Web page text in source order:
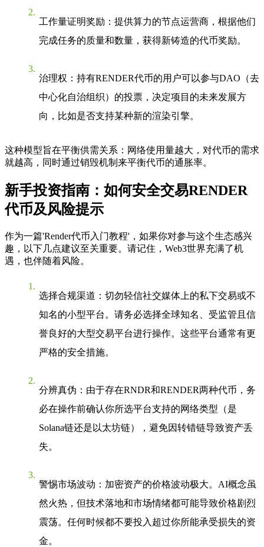
工作量证明奖励 ：提供算力的节点运营商，根据他们
完成任务的质量和数量，获得新铸造的代币奖励。
治理权 ：持有RENDER代币的用户可以参与DAO（去
中心化自治组织）的投票，决定项目的未来发展方
向，比如是否支持某种新的渲染引擎。
这种模型旨在平衡供需关系：网络使用量越大，对代币的需求
就越高，同时通过销毁机制来平衡代币的通胀率。
新手投资指南：如何安全交易RENDER
代币及风险提示
作为一篇'Render代币入门教程'，如果你对参与这个生态感兴
趣，以下几点建议至关重要。请记住，Web3世界充满了机
遇，也伴随着风险。
选择合规渠道 ：切勿轻信社交媒体上的私下交易或不
知名的小型平台。请务必选择全球知名、受监管且信
誉良好的大型交易平台进行操作。这些平台通常有更
严格的安全措施。
分辨真伪 ：由于存在RNDR和RENDER两种代币，务
必在操作前确认你所选平台支持的网络类型（是
Solana链还是以太坊链），避免因转错链导致资产丢
失。
警惕市场波动 ：加密资产的价格波动极大。AI概念虽
然火热，但技术落地和市场情绪都可能导致价格剧烈
震荡。任何时候都不要投入超过你所能承受损失的资
金。